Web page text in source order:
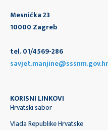
Mesnička 23
10000 Zagreb
tel. 01/4569-286
savjet.manjine@sssnm.gov.hr
KORISNI LINKOVI
Hrvatski sabor
Vlada Republike Hrvatske